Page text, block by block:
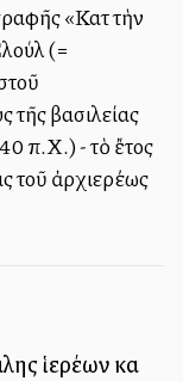
«Κατὰ τὴν
(=
τῆς βασιλείας
π.Χ.) - τὸ ἔτος
τοῦ ἀρχιερέως
ἱερέων καὶ